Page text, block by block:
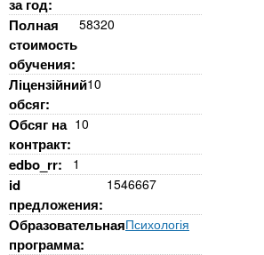
f
o
за год:
Полная
стоимость
обучения:
58320
Ліцензійний
обсяг:
10
Обсяг на
контракт:
10
edbo_rr: 1
id
предложения:
1546667
Образовательная
программа:
Психологія